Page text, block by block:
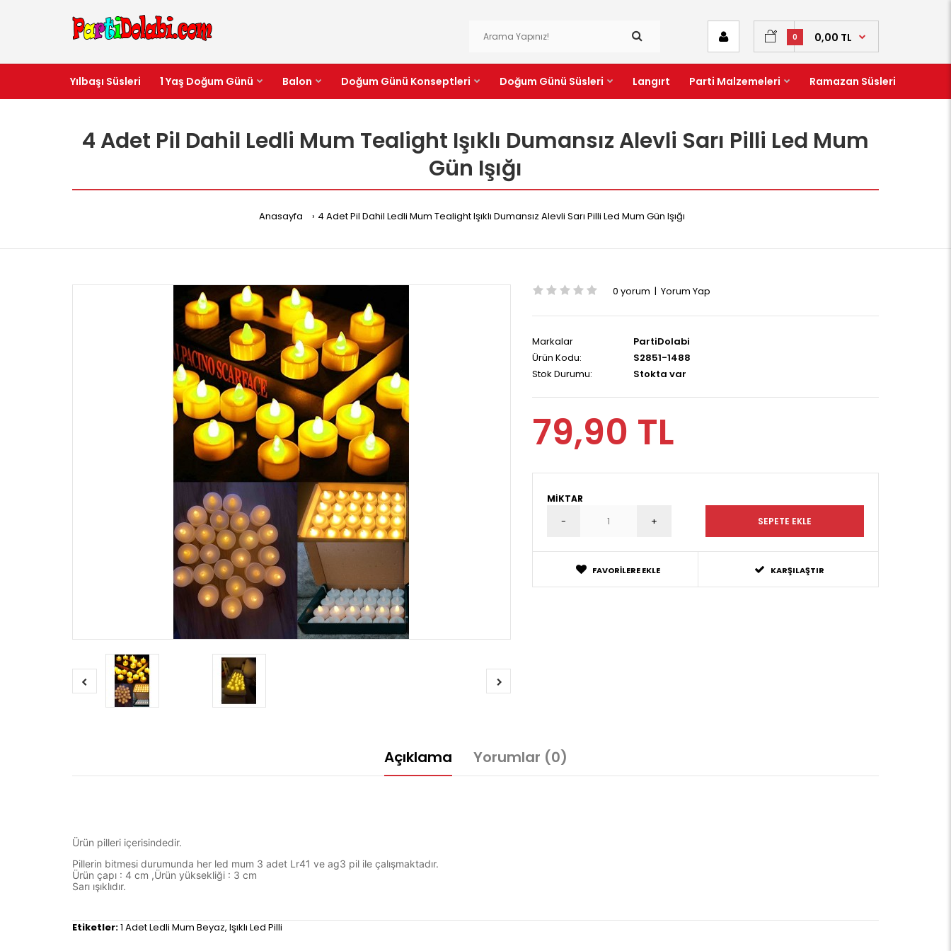
0 0,00 TL
Yılbaşı Süsleri 1 Yaş Doğum Günü Balon Doğum Günü Konseptleri Doğum Günü Süsleri Langırt Parti Malzemeleri Ramazan Süsleri
4 Adet Pil Dahil Ledli Mum Tealight Işıklı Dumansız Alevli Sarı Pilli Led Mum
Gün Işığı
Anasayfa 4 Adet Pil Dahil Ledli Mum Tealight Işıklı Dumansız Alevli Sarı Pilli Led Mum Gün Işığı
0 yorum | Yorum Yap
Markalar
PartiDolabi
Ürün Kodu:
S2851-1488
Stok Durumu:
Stokta var
79,90 TL
MIKTAR
FAVORILERE EKLE KARŞILAŞTIR
Açıklama Yorumlar (0)
Ürün pilleri içerisindedir.
Pillerin bitmesi durumunda her led mum 3 adet Lr41 ve ag3 pil ile çalışmaktadır.
Ürün çapı : 4 cm ,Ürün yüksekliği : 3 cm
Sarı ışıklıdır.
Etiketler:1 Adet Ledli Mum Beyaz, Işıklı Led Pilli